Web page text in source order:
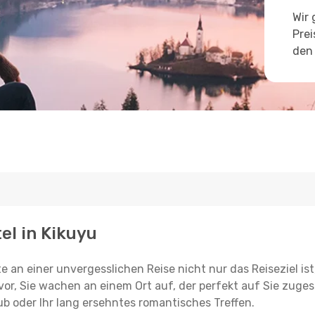
Wir
in Kikuyu
an einer unvergesslichen Reise nicht nur das Reiseziel
Sie wachen an einem Ort auf, der perfekt auf Sie
oder Ihr lang ersehntes romantisches Treffen.